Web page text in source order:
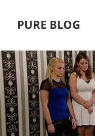
PURE BLOG